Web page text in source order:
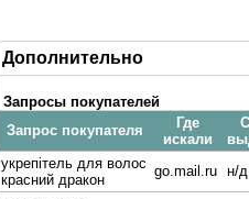
Дополнительно
Запросы покупателей
Запрос покупателя
Где
искали
укрепітель для волос
красний дракон
go.mail.ru н/д